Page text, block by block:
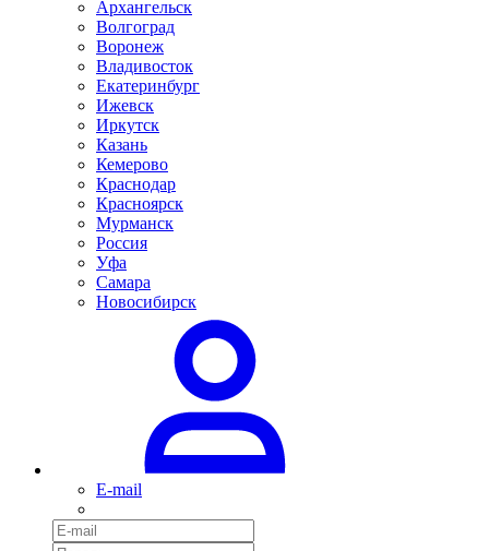
Архангельск
Волгоград
Воронеж
Владивосток
Екатеринбург
Ижевск
Иркутск
Казань
Кемерово
Краснодар
Красноярск
Мурманск
Россия
Уфа
Самара
Новосибирск
E-mail